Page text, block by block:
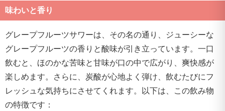
味わいと香り
グレープフルーツサワーは、その名の通り、ジューシーな
グレープフルーツの香りと酸味が引き立っています。一口
飲むと、ほのかな苦味と甘味が口の中で広がり、爽快感が
楽しめます。さらに、炭酸が心地よく弾け、飲むたびにフ
レッシュな気持ちにさせてくれます。以下は、この飲み物
の特徴です：